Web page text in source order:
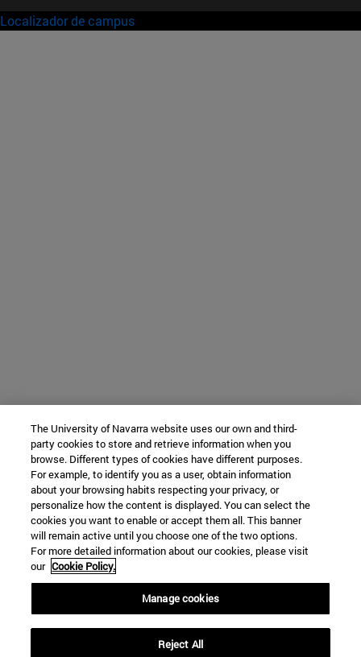
Localizador de campus
The University of Navarra website uses our own and third-
party cookies to store and retrieve information when you
browse. Different types of cookies have different purposes.
For example, to identify you as a user, obtain information
about your browsing habits respecting your privacy, or
personalize how the content is displayed. You can select the
cookies you want to enable or accept them all. This banner
will remain active until you choose one of the two options.
For more detailed information about our cookies, please visit
our Cookie Policy.
Manage cookies
Reject All